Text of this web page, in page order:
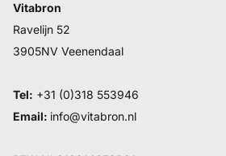
Vitabron
Ravelijn 52
3905NV Veenendaal
Tel: +31 (0)318 553946
Email: info@vitabron.nl